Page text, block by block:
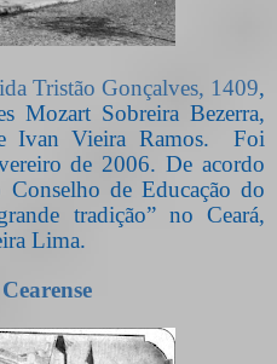
Tristão Gonçalves, 1409,
Mozart Sobreira Bezerra,
Ivan Vieira Ramos.
Foi
de 2006. De acordo
de Educação do
tradição” no Ceará,
Lima.